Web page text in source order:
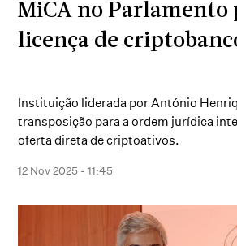
MiCA no Parlamento
licença de
Instituição liderada por António
transposição para a ordem jurídica
oferta direta de criptoativos.
12 Nov 2025 - 11:45